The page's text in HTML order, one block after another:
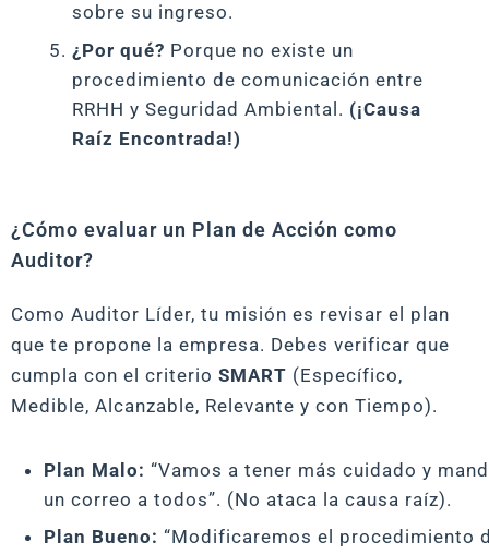
sobre su ingreso.
¿Por qué? Porque no existe un
procedimiento de comunicación entre
RRHH y Seguridad Ambiental. (¡Causa
Raíz Encontrada!)
¿Cómo evaluar un Plan de Acción como
Auditor?
Como Auditor Líder, tu misión es revisar el plan
que te propone la empresa. Debes verificar que
cumpla con el criterio SMART (Específico,
Medible, Alcanzable, Relevante y con Tiempo).
Plan Malo: “Vamos a tener más cuidado y
un correo a todos”. (No ataca la causa raíz).
Plan Bueno: “Modificaremos el procedimiento